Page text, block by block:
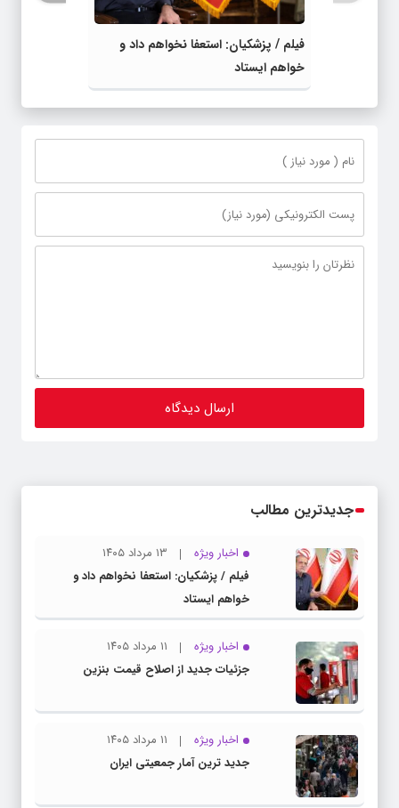
فیلم / پزشکیان: استعفا نخواهم داد و
خواهم ایستاد
جدیدترین مطالب
اخبار ویژه
۱۳ مرداد ۱۴۰۵
فیلم / پزشکیان: استعفا نخواهم داد و
خواهم ایستاد
اخبار ویژه
۱۱ مرداد ۱۴۰۵
جزئیات جدید از اصلاح قیمت بنزین
اخبار ویژه
۱۱ مرداد ۱۴۰۵
جدید ترین آمار جمعیتی ایران